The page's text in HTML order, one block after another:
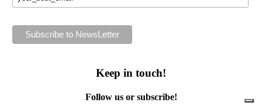
Keep in touch!
Follow us or subscribe!